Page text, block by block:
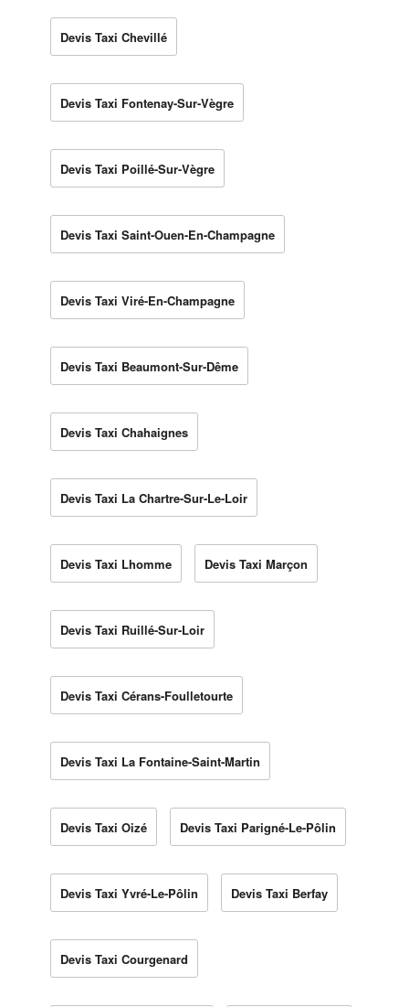
Devis Taxi Chevillé
Devis Taxi Fontenay-Sur-Vègre
Devis Taxi Poillé-Sur-Vègre
Devis Taxi Saint-Ouen-En-Champagne
Devis Taxi Viré-En-Champagne
Devis Taxi Beaumont-Sur-Dême
Devis Taxi Chahaignes
Devis Taxi La Chartre-Sur-Le-Loir
Devis Taxi Lhomme Devis Taxi Marçon
Devis Taxi Ruillé-Sur-Loir
Devis Taxi Cérans-Foulletourte
Devis Taxi La Fontaine-Saint-Martin
Devis Taxi Oizé Devis Taxi Parigné-Le-Pôlin
Devis Taxi Yvré-Le-Pôlin Devis Taxi Berfay
Devis Taxi Courgenard